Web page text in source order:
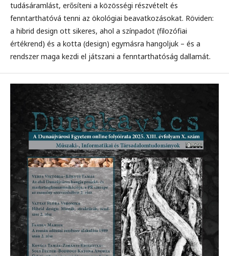
tudásáramlást, erősíteni a közösségi részvételt és
fenntarthatóvá tenni az ökológiai beavatkozásokat. Röviden:
a hibrid de­sign ott sikeres, ahol a színpadot (filozófiai
értékrend) és a kotta (design) egymásra hangoljuk – és a
rendszer maga kezdi el játszani a fenntarthatóság dallamát.